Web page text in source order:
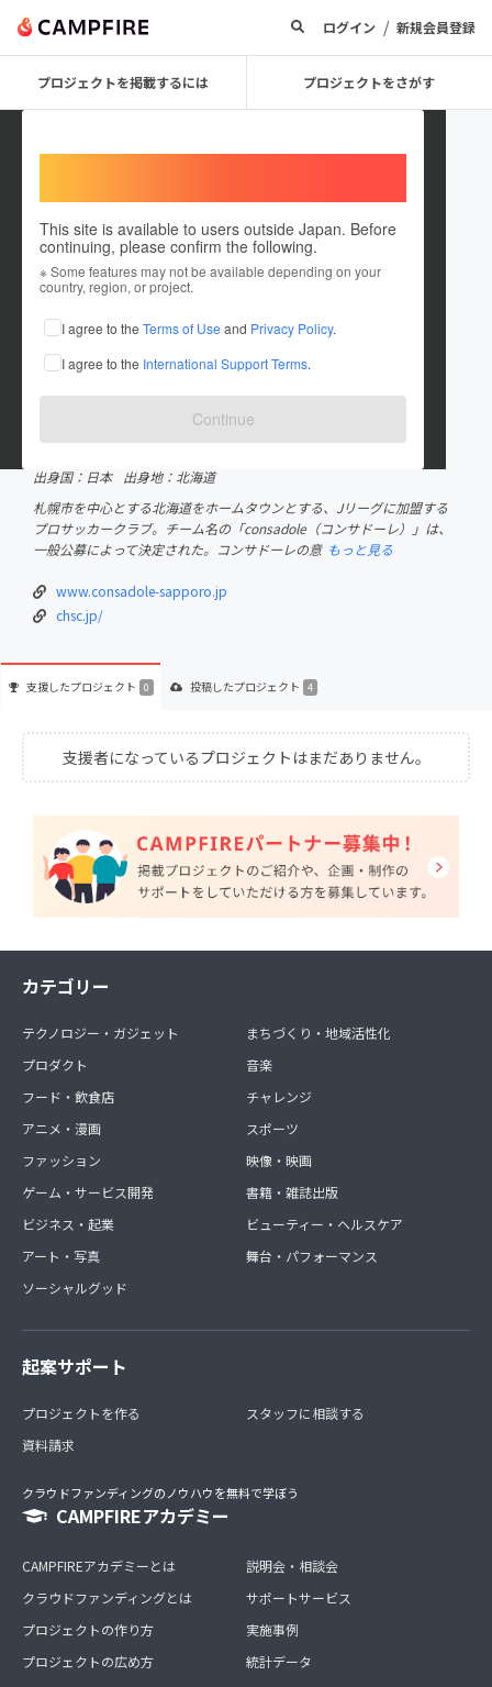
ログイン / 新規会員登録
プロジェクトを掲載するには プロジェクトをさがす
This site is available to users outside Japan. Before
continuing, please confirm the following.
※ Some features may not be available depending on your
country, region, or project.
I agree to the Terms of Use and Privacy Policy.
I agree to the International Support Terms.
Continue
consaofficial
これまでに4件のプロジェクトを投稿しています
CAMPFIREクラウドファンディングアワード受賞履歴
出身国：日本
出身地：北海道
札幌市を中心とする北海道をホームタウンとする、Jリーグに加盟する
プロサッカークラブ。チーム名の「consadole（コンサドーレ）」は、
一般公募によって決定された。コンサドーレの意 もっと見る
www.consadole-sapporo.jp
chsc.jp/
支援したプロジェクト 0 投稿したプロジェクト 4
支援者になっているプロジェクトはまだありません。
カテゴリー
テクノロジー・ガジェット
プロダクト
フード・飲食店
アニメ・漫画
ファッション
ゲーム・サービス開発
ビジネス・起業
アート・写真
ソーシャルグッド
まちづくり・地域活性化
音楽
チャレンジ
スポーツ
映像・映画
書籍・雑誌出版
ビューティー・ヘルスケア
舞台・パフォーマンス
起案サポート
プロジェクトを作る
資料請求
スタッフに相談する
クラウドファンディングのノウハウを無料で学ぼう
CAMPFIREアカデミー
CAMPFIREアカデミーとは
クラウドファンディングとは
プロジェクトの作り方
プロジェクトの広め方
説明会・相談会
サポートサービス
実施事例
統計データ